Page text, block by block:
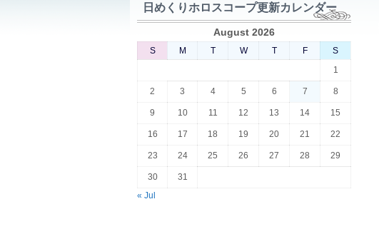
日めくりホロスコープ更新カレンダー
August 2026
S M T W T F
S
1
2 3 4 5 6 7 8
9 10 11 12 13 14 15
16 17 18 19 20 21 22
23 24 25 26 27 28 29
30
31
« Jul